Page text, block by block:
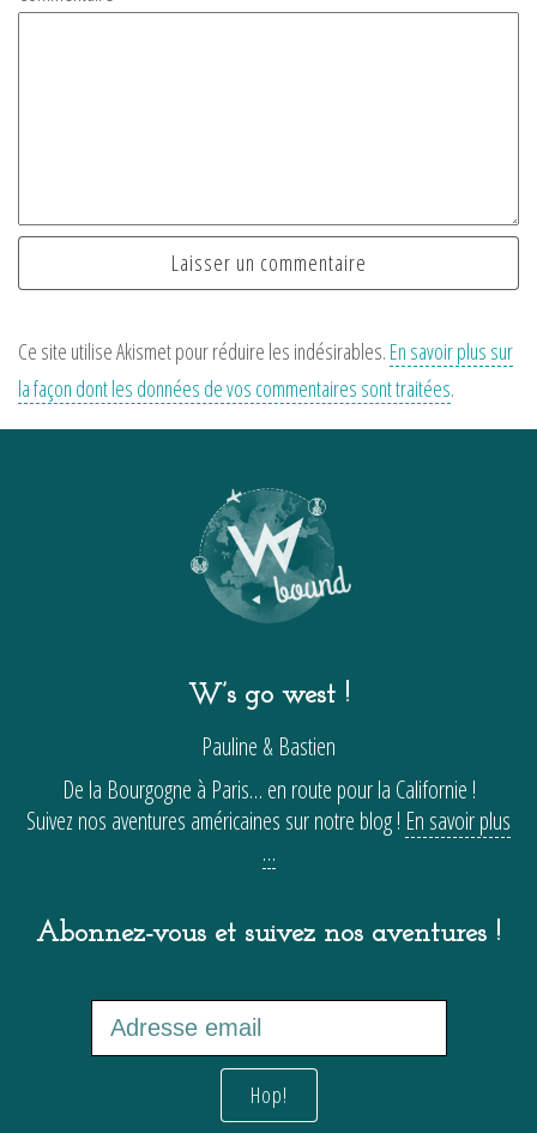
Ce site utilise Akismet pour réduire les indésirables. En savoir plus sur
la façon dont les données de vos commentaires sont traitées.
W’s go west !
Pauline & Bastien
De la Bourgogne à Paris… en route pour la Californie !
Suivez nos aventures américaines sur notre blog ! En savoir plus
…
Abonnez-vous et suivez nos aventures !